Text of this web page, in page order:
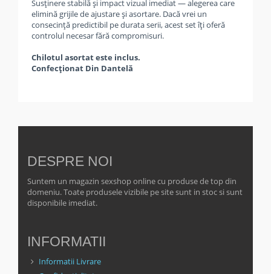
Susținere stabilă și impact vizual imediat — alegerea care
elimină grijile de ajustare și asortare. Dacă vrei un
consecință predictibil pe durata serii, acest set îți oferă
controlul necesar fără compromisuri.
Chilotul asortat este inclus.
Confecționat Din Dantelă
DESPRE NOI
Suntem un magazin sexshop online cu produse de top din
domeniu. Toate produsele vizibile pe site sunt in stoc si sunt
disponibile imediat.
INFORMATII
Informatii Livrare